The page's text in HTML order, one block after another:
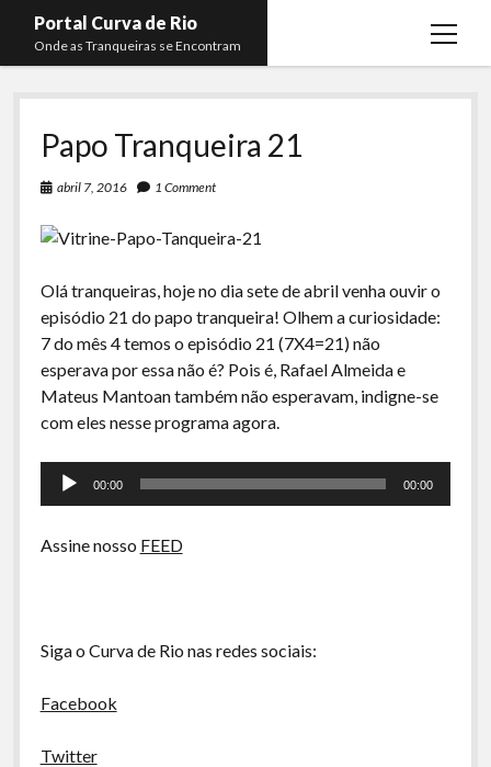
Portal Curva de Rio
Onde as Tranqueiras se Encontram
open
Podcasts open
Curva de Rio
Curva Belas Artes
La Siesta Podcast
Boca do Lixo
Rachão na Beira do RIo
Arquivo CDR
Papo Tranqueira
A Ripa É a Lei
Especiais
Membros
open
Almir Ribeiro
Kaique Xavier
Mateus Mantoan
Rafael Almeida
twitterfacebookinstagram
youtube
rss
Papo Tranqueira 21
abril 7, 2016 1 Comment
Olá tranqueiras, hoje no dia sete de abril venha ouvir o
episódio 21 do papo tranqueira! Olhem a curiosidade:
7 do mês 4 temos o episódio 21 (7X4=21) não
esperava por essa não é? Pois é, Rafael Almeida e
Mateus Mantoan também não esperavam, indigne-se
com eles nesse programa agora.
Tocador
00:00 00:00
Assine nosso FEED
Siga o Curva de Rio nas redes sociais:
Facebook
Twitter